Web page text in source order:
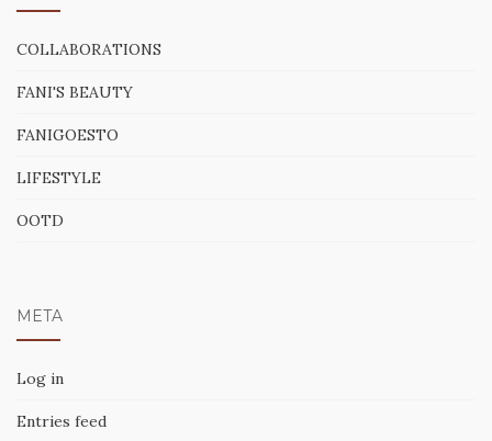
COLLABORATIONS
FANI'S BEAUTY
FANIGOESTO
LIFESTYLE
OOTD
META
Log in
Entries feed